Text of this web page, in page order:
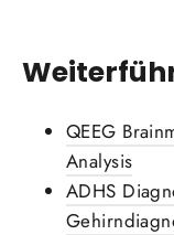
QEEG
Analysis
ADHS